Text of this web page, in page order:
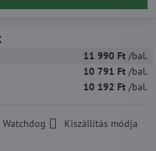
11 990 Ft /bal.
10 791 Ft /bal.
10 192 Ft /bal.
Watchdog
Kiszállítás módja